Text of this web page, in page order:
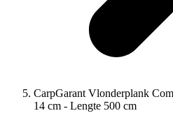
CarpGarant Vlonderplank
14 cm - Lengte 500 cm